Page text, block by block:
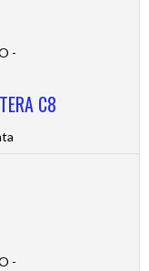
-
C8
-